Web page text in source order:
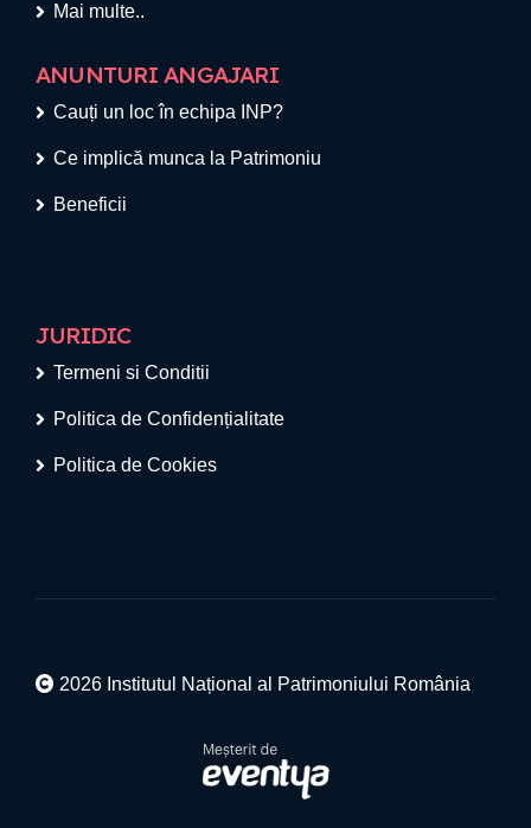
Mai multe..
ANUNTURI ANGAJARI
Cauți un loc în echipa INP?
Ce implică munca la Patrimoniu
Beneficii
JURIDIC
Termeni si Conditii
Politica de Confidențialitate
Politica de Cookies
2026 Institutul Național al Patrimoniului România